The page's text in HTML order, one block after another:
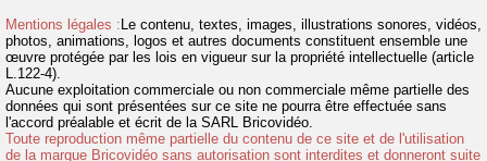
Mentions légales :Le contenu, textes, images, illustrations sonores, vidéos,
photos, animations, logos et autres documents constituent ensemble une
œuvre protégée par les lois en vigueur sur la propriété intellectuelle (article
L.122-4).
Aucune exploitation commerciale ou non commerciale même partielle des
données qui sont présentées sur ce site ne pourra être effectuée sans
l'accord préalable et écrit de la SARL Bricovidéo.
Toute reproduction même partielle du contenu de ce site et de l'utilisation
de la marque Bricovidéo sans autorisation sont interdites et donneront suite